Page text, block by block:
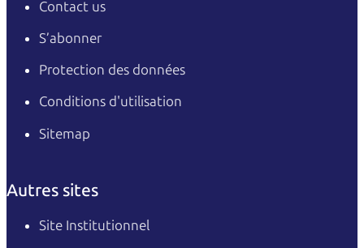
Contact us
S’abonner
Protection des données
Conditions d'utilisation
Sitemap
Autres sites
Site Institutionnel